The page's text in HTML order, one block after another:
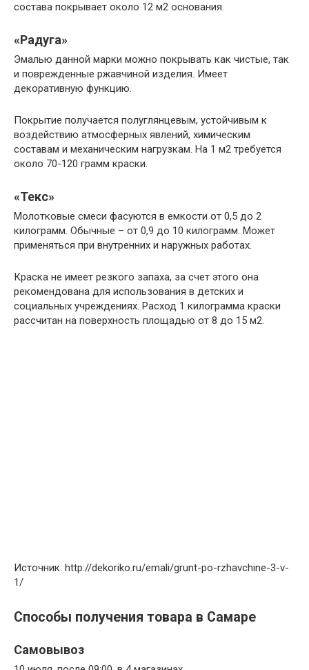
состава покрывает около 12 м2 основания.
«Радуга»
Эмалью данной марки можно покрывать как чистые, так
и поврежденные ржавчиной изделия. Имеет
декоративную функцию.
Покрытие получается полуглянцевым, устойчивым к
воздействию атмосферных явлений, химическим
составам и механическим нагрузкам. На 1 м2 требуется
около 70-120 грамм краски.
«Текс»
Молотковые смеси фасуются в емкости от 0,5 до 2
килограмм. Обычные – от 0,9 до 10 килограмм. Может
применяться при внутренних и наружных работах.
Краска не имеет резкого запаха, за счет этого она
рекомендована для использования в детских и
социальных учреждениях. Расход 1 килограмма краски
рассчитан на поверхность площадью от 8 до 15 м2.
Источник: http://dekoriko.ru/emali/grunt-po-rzhavchine-3-v-
1/
Способы получения товара в Самаре
Самовывоз